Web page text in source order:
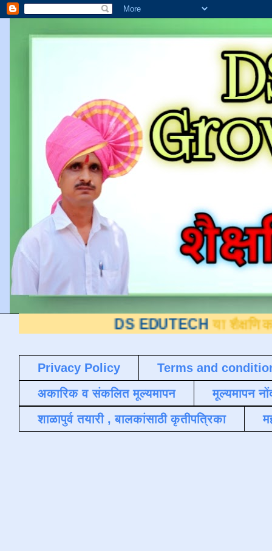
DS EDUTECH या शैक्षणिक ब्लॉगवर
Privacy Policy
Terms and
अकारिक व संकलित मूल्यमापन
मूल्यमापन
शाळापुर्व तयारी , बालकांसाठी कृतीपत्रिका